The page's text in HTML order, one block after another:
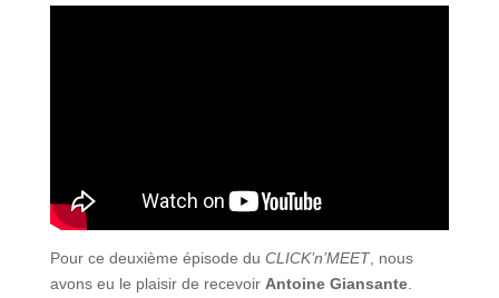
Pour ce deuxième épisode du CLICK’n’MEET, nous
avons eu le plaisir de recevoir Antoine Giansante.